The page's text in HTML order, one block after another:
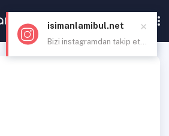
×
isimanlamibul.net
Bizi instagramdan takip et...